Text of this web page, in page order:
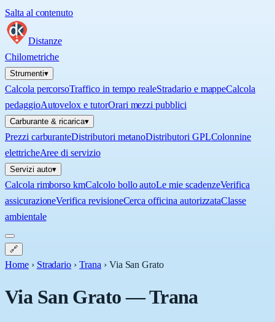
Salta al contenuto
Distanze
Chilometriche
Strumenti▾
Calcola percorsoTraffico in tempo realeStradario e mappeCalcola
pedaggioAutovelox e tutorOrari mezzi pubblici
Carburante & ricarica▾
Prezzi carburanteDistributori metanoDistributori GPLColonnine
elettricheAree di servizio
Servizi auto▾
Calcola rimborso kmCalcolo bollo autoLe mie scadenzeVerifica
assicurazioneVerifica revisioneCerca officina autorizzataClasse
ambientale
🔗
Home › Stradario › Trana › Via San Grato
Via San Grato—Trana